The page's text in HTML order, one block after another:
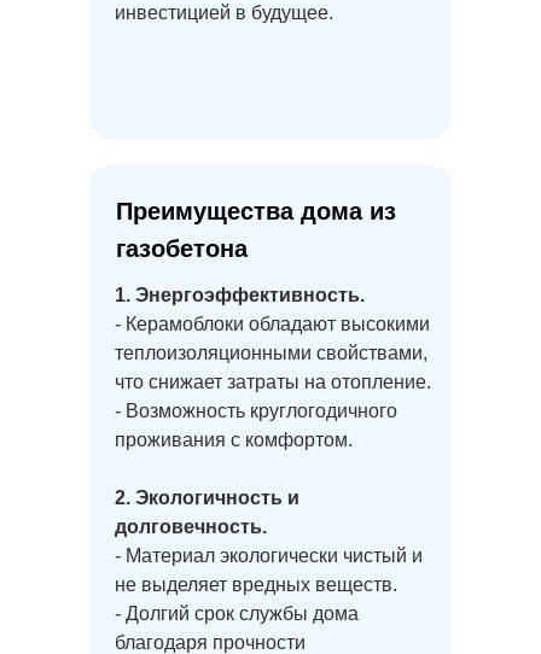
Проект дома О-210
Проект дома О-211
Проект дома Р-192
Проект дома О-184-М
Проект дома У-140
Проект дома Р-110
Проект дома Р-109
1. Энергоэффективность.
- Керамоблоки обладают высокими
теплоизоляционными свойствами,
что снижает затраты на отопление.
- Возможность круглогодичного
проживания с комфортом.
2. Экологичность и
долговечность.
- Материал экологически чистый и
не выделяет вредных веществ.
- Долгий срок службы дома
благодаря прочности
Преимущества дома из
газобетона
инвестицией в будущее.